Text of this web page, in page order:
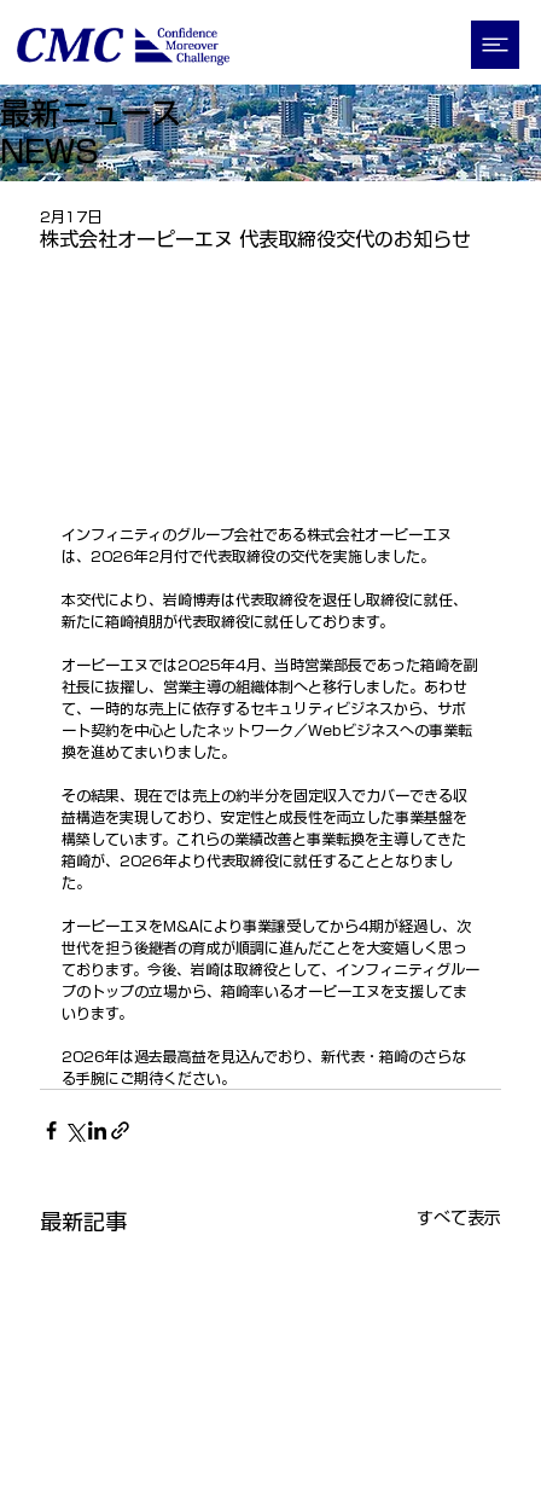
最新ニュース
​NEWS
株式会社オーピーエヌ 代表取締役交代のお知らせ
2月17日
インフィニティのグループ会社である株式会社オーピーエヌ
は、2026年2月付で代表取締役の交代を実施しました。
本交代により、岩崎博寿は代表取締役を退任し取締役に就任、
新たに箱崎禎朋が代表取締役に就任しております。
オーピーエヌでは2025年4月、当時営業部長であった箱崎を副
社長に抜擢し、営業主導の組織体制へと移行しました。あわせ
て、一時的な売上に依存するセキュリティビジネスから、サポ
ート契約を中心としたネットワーク／Webビジネスへの事業転
換を進めてまいりました。
その結果、現在では売上の約半分を固定収入でカバーできる収
益構造を実現しており、安定性と成長性を両立した事業基盤を
構築しています。これらの業績改善と事業転換を主導してきた
箱崎が、2026年より代表取締役に就任することとなりまし
た。
オーピーエヌをM&Aにより事業譲受してから4期が経過し、次
世代を担う後継者の育成が順調に進んだことを大変嬉しく思っ
ております。今後、岩崎は取締役として、インフィニティグルー
プのトップの立場から、箱崎率いるオーピーエヌを支援してま
いります。
2026年は過去最高益を見込んでおり、新代表・箱崎のさらな
る手腕にご期待ください。
最新記事 すべて表示